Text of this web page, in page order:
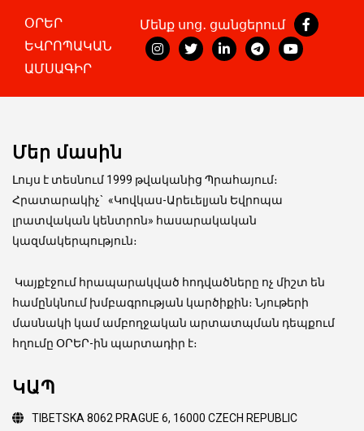
ՕՐԵՐ
ԵՎՐՈՊԱԿԱՆ
ԱՄՍԱԳԻՐ
Մենք սոց․ ցանցերում
Մեր մասին
Լույս է տեսնում 1999 թվականից Պրահայում։
Հրատարակիչ` «Կովկաս-Արեւելյան Եվրոպա
լրատվական կենտրոն» հասարակական
կազմակերպություն։
Կայքէջում հրապարակված հոդվածները ոչ միշտ են
համընկնում խմբագրության կարծիքին։ Նյութերի
մասնակի կամ ամբողջական արտատպման դեպքում
հղումը ՕՐԵՐ-ին պարտադիր է։
ԿԱՊ
TIBETSKA 8062 PRAGUE 6, 16000 CZECH REPUBLIC